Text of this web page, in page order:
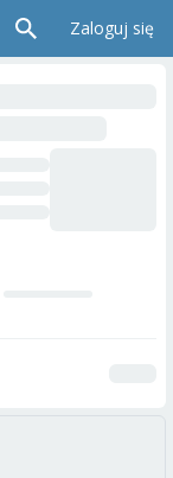
Zaloguj się